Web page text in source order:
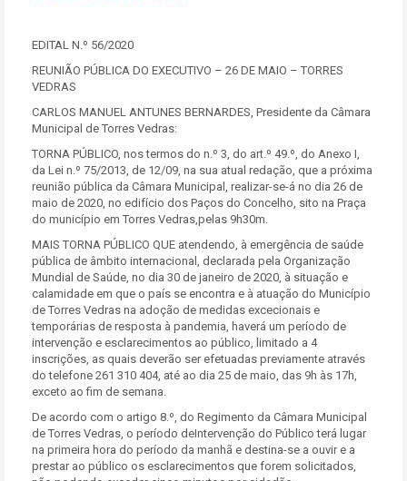
EDITAL N.º 56/2020
REUNIÃO PÚBLICA DO EXECUTIVO – 26 DE MAIO – TORRES
VEDRAS
CARLOS MANUEL ANTUNES BERNARDES, Presidente da Câmara
Municipal de Torres Vedras:
TORNA PÚBLICO, nos termos do n.º 3, do art.º 49.º, do Anexo I,
da Lei n.º 75/2013, de 12/09, na sua atual redação, que a próxima
reunião pública da Câmara Municipal, realizar-se-á no dia 26 de
maio de 2020, no edifício dos Paços do Concelho, sito na Praça
do município em Torres Vedras,pelas 9h30m.
MAIS TORNA PÚBLICO QUE atendendo, à emergência de saúde
pública de âmbito internacional, declarada pela Organização
Mundial de Saúde, no dia 30 de janeiro de 2020, à situação e
calamidade em que o país se encontra e à atuação do Município
de Torres Vedras na adoção de medidas excecionais e
temporárias de resposta à pandemia, haverá um período de
intervenção e esclarecimentos ao público, limitado a 4
inscrições, as quais deverão ser efetuadas previamente através
do telefone 261 310 404, até ao dia 25 de maio, das 9h às 17h,
exceto ao fim de semana.
De acordo com o artigo 8.º, do Regimento da Câmara Municipal
de Torres Vedras, o período deIntervenção do Público terá lugar
na primeira hora do período da manhã e destina-se a ouvir e a
prestar ao público os esclarecimentos que forem solicitados,